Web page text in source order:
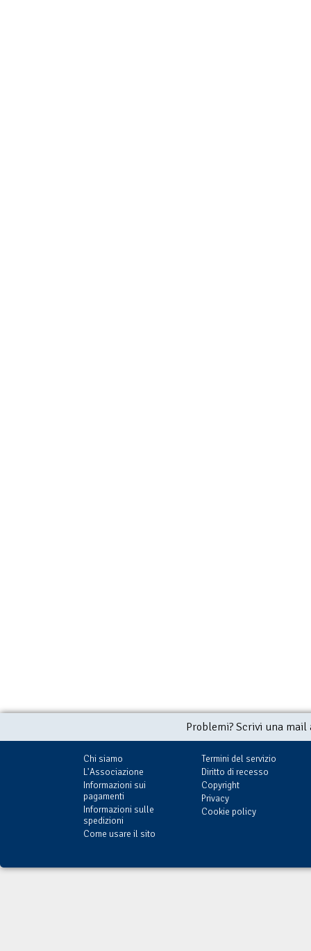
Problemi? Scrivi una
Chi siamo
L'Associazione
Informazioni sui
pagamenti
Informazioni sulle
spedizioni
Come usare il sito
Termini del servizio
Diritto di recesso
Copyright
Privacy
Cookie policy